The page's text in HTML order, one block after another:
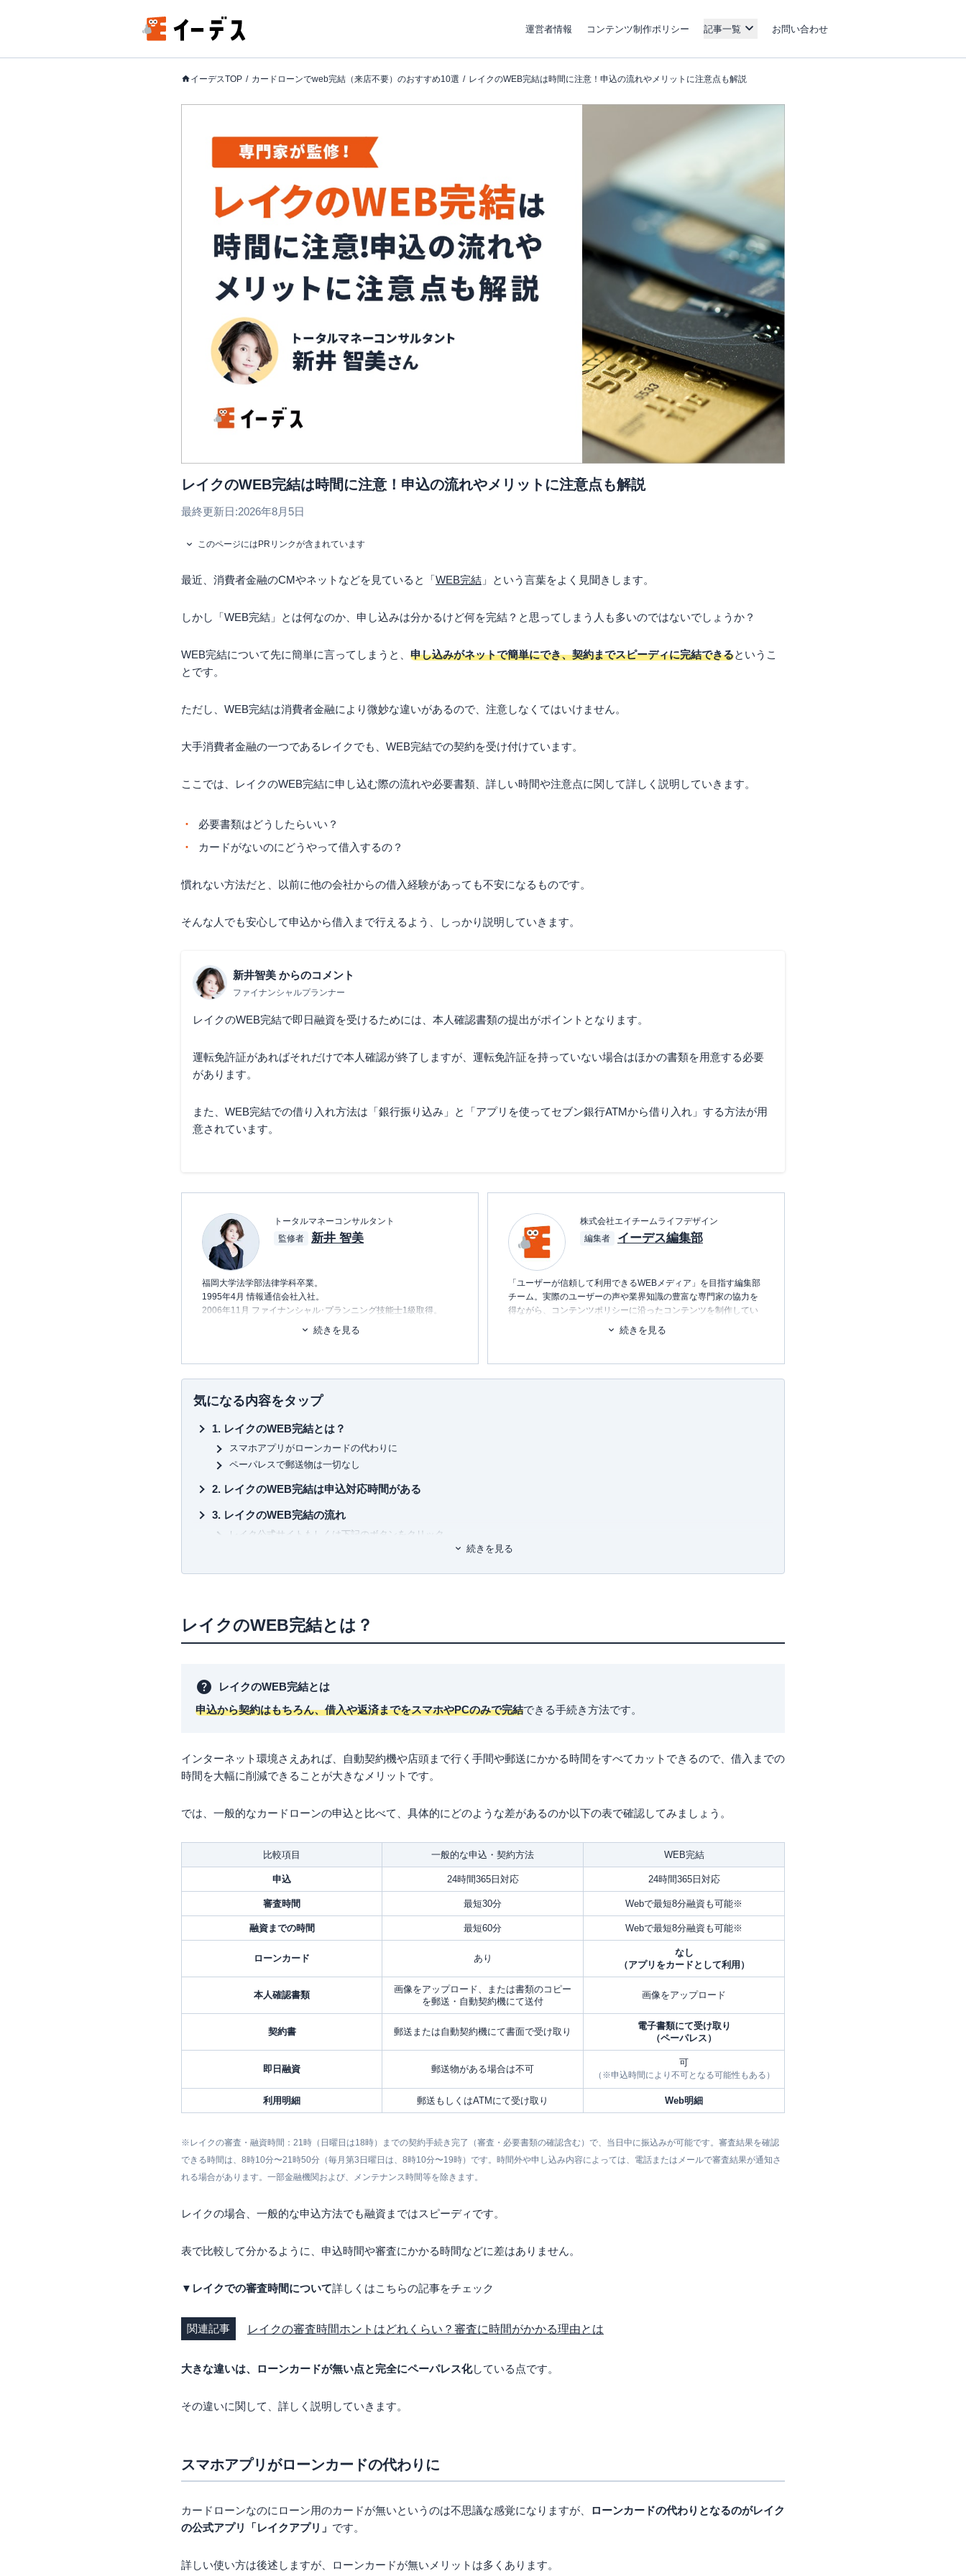
運営者情報 コンテンツ制作ポリシー 記事一覧 お問い合わせ
イーデスTOP カードローンでweb完結（来店不要）のおすすめ10選 レイクのWEB完結は時間に注意！申込の流れやメリットに注意点も解説
レイクのWEB完結は時間に注意！申込の流れやメリットに注意点も解説
最終更新日:2026年8月5日
このページにはPRリンクが含まれています
最近、消費者金融のCMやネットなどを見ていると「WEB完結 」という言葉をよく見聞きします。
しかし「WEB完結」とは何なのか、申し込みは分かるけど何を完結？と思ってしまう人も多いのではないでしょうか？
WEB完結について先に簡単に言ってしまうと、 申し込みがネットで簡単にでき、契約までスピーディに完結できるというこ
とです。
ただし、WEB完結は消費者金融により微妙な違いがあるので、注意しなくてはいけません。
大手消費者金融の一つであるレイクでも、WEB完結での契約を受け付けています。
ここでは、レイクのWEB完結に申し込む際の流れや必要書類、詳しい時間や注意点に関して詳しく説明していきます。
必要書類はどうしたらいい？
カードがないのにどうやって借入するの？
慣れない方法だと、以前に他の会社からの借入経験があっても不安になるものです。
そんな人でも安心して申込から借入まで行えるよう、しっかり説明していきます。
新井智美 からのコメント
ファイナンシャルプランナー
レイクのWEB完結で即日融資を受けるためには、本人確認書類の提出がポイントとなります。
運転免許証があればそれだけで本人確認が終了しますが、運転免許証を持っていない場合はほかの書類を用意する必要
があります。
また、WEB完結での借り入れ方法は「銀行振り込み」と「アプリを使ってセブン銀行ATMから借り入れ」する方法が用
意されています。
トータルマネーコンサルタント
監修者
新井 智美
福岡大学法学部法律学科卒業。
1995年4月 情報通信会社入社。
2006年11月 ファイナンシャル･プランニング技能士1級取得。
相談・相続対策・家計診断・ローン・住宅購入のアドバイス）を
行う他、資産運用など上記相談内容にまつわるセミナー講師（企
業向け・サークル、団体向け）を行うと同時に金融メディアへの
執筆および監修も行い、現在年間200本以上の執筆および監修を
及ぶ。
監修実績
すく解説
類や方法、注意点を解説
続きを見る
株式会社エイチームライフデザイン
編集者
イーデス編集部
「ユーザーが信頼して利用できるWEBメディア」を目指す編集部
チーム。実際のユーザーの声や業界知識の豊富な専門家の協力を
得ながら、コンテンツポリシーに沿ったコンテンツを制作してい
ます。暮らしに関するトピックを中心に、読者の「まよい」を解
消し、最適な選択を支援するためのコンテンツを制作中です。
■書籍
初心者でもわかる！お金に関するアレコレの選び方BOOK
続きを見る
気になる内容をタップ
レイクのWEB完結とは？
スマホアプリがローンカードの代わりに
ペーパレスで郵送物は一切なし
レイクのWEB完結は申込対応時間がある
レイクのWEB完結の流れ
レイク公式サイトもしくは下記のボタンをクリック
まとめ
続きを見る
レイクのWEB完結とは？
レイクのWEB完結とは
申込から契約はもちろん、借入や返済までをスマホやPCのみで完結できる手続き方法です。
インターネット環境さえあれば、自動契約機や店頭まで行く手間や郵送にかかる時間をすべてカットできるので、借入までの
時間を大幅に削減できることが大きなメリットです。
では、一般的なカードローンの申込と比べて、具体的にどのような差があるのか以下の表で確認してみましょう。
比較項目 一般的な申込・契約方法 WEB完結
申込 24時間365日対応 24時間365日対応
審査時間 最短30分 Webで最短8分融資も可能※
融資までの時間 最短60分 Webで最短8分融資も可能※
ローンカード あり
なし
（アプリをカードとして利用）
本人確認書類
画像をアップロード、または書類のコピー
を郵送・自動契約機にて送付
画像をアップロード
契約書 郵送または自動契約機にて書面で受け取り
電子書類にて受け取り
（ペーパレス）
即日融資 郵送物がある場合は不可
可
（※申込時間により不可となる可能性もある）
利用明細 郵送もしくはATMにて受け取り Web明細
※レイクの審査・融資時間：21時（日曜日は18時）までの契約手続き完了（審査・必要書類の確認含む）で、当日中に振込みが可能です。審査結果を確認
できる時間は、8時10分〜21時50分（毎月第3日曜日は、8時10分〜19時）です。時間外や申し込み内容によっては、電話またはメールで審査結果が通知さ
れる場合があります。一部金融機関および、メンテナンス時間等を除きます。
レイクの場合、一般的な申込方法でも融資まではスピーディです。
表で比較して分かるように、申込時間や審査にかかる時間などに差はありません。
▼レイクでの審査時間について詳しくはこちらの記事をチェック
関連記事 レイクの審査時間ホントはどれくらい？審査に時間がかかる理由とは
大きな違いは、ローンカードが無い点と完全にペーパレス化している点です。
その違いに関して、詳しく説明していきます。
スマホアプリがローンカードの代わりに
カードローンなのにローン用のカードが無いというのは不思議な感覚になりますが、
ローンカードの代わりとなるのがレイク
の公式アプリ「レイクアプリ」 です。
詳しい使い方は後述しますが、ローンカードが無いメリットは多くあります。